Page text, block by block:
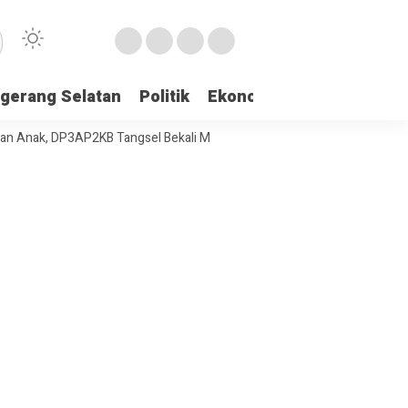
Selatan Politik Ekonomi
Tangsel Bekali Masyarakat Manajemen Stres dan